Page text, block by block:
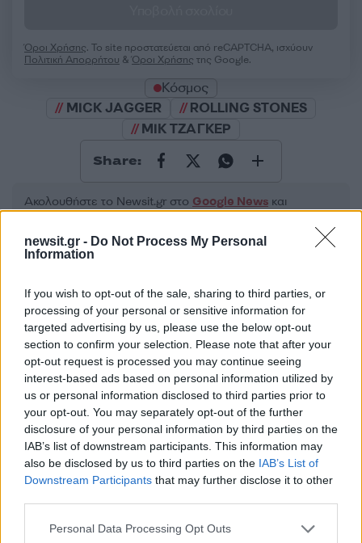
newsit.gr - Do Not Process My Personal
Information
If you wish to opt-out of the sale, sharing to third parties, or
processing of your personal or sensitive information for
targeted advertising by us, please use the below opt-out
section to confirm your selection. Please note that after your
opt-out request is processed you may continue seeing
interest-based ads based on personal information utilized by
us or personal information disclosed to third parties prior to
your opt-out. You may separately opt-out of the further
disclosure of your personal information by third parties on the
IAB’s list of downstream participants. This information may
also be disclosed by us to third parties on the IAB’s List of
Downstream Participants that may further disclose it to other
Please note that this website/app uses one or more Google
Personal Data Processing Opt Outs
Όροι Χρήσης. Το site προστατεύεται από reCAPTCHA, ισχύουν
Πολιτική Απορρήτου &Όροι Χρήσης της Google.
Κόσμος
MICK JAGGER
ROLLING STONES
ΜΙΚ ΤΖΑΓΚΕΡ
Share:
Ακολουθήστε το Νewsit.gr στο Google News και
ενημερωθείτε πρώτοι για όλη την ειδησεογραφία και τα
Πιο δημοφιλή
1 Marfin: Η 46χρονη πήρε προθεσμία για να
απολογηθεί την Τρίτη – «Είναι αθώα,
συμμετείχε στη διαδήλωση όπως και
100.000 άτομα»
2Σέρρες: Βίντεο ντοκουμέντο από το
τροχαίο με νεκρούς μητέρα και γιο – Ο
οδηγός του φορτηγού κατέγραψε τη
σύγκρουση
3Λένα Σαμαρά: Συγκίνηση στο μνημόσυνο
κόρης του Αντώνη Σαμαρά